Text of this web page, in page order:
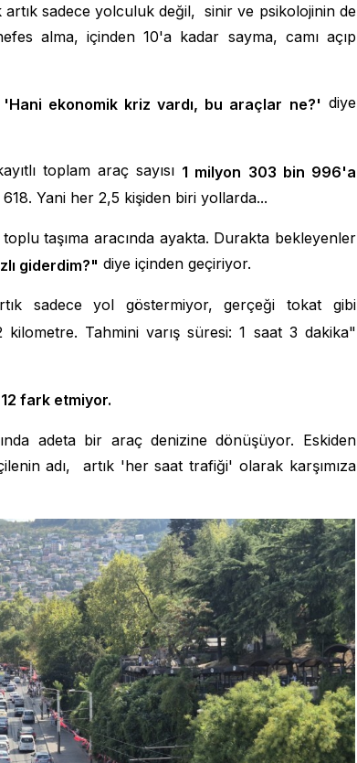
sadece yolculuk değil, sinir ve psikolojinin de
alma, içinden 10'a kadar sayma, camı açıp
'Hani ekonomik kriz vardı, bu araçlar ne?' diye
toplam araç sayısı 1 milyon 303 bin 996'a
Yani her 2,5 kişiden biri yollarda...
toplu taşıma aracında ayakta. Durakta bekleyenler
giderdim?" diye içinden geçiriyor.
sadece yol göstermiyor, gerçeği tokat gibi
Tahmini varış süresi: 1 saat 3 dakika"
fark etmiyor.
adeta bir araç denizine dönüşüyor. Eskiden
adı, artık 'her saat trafiği' olarak karşımıza